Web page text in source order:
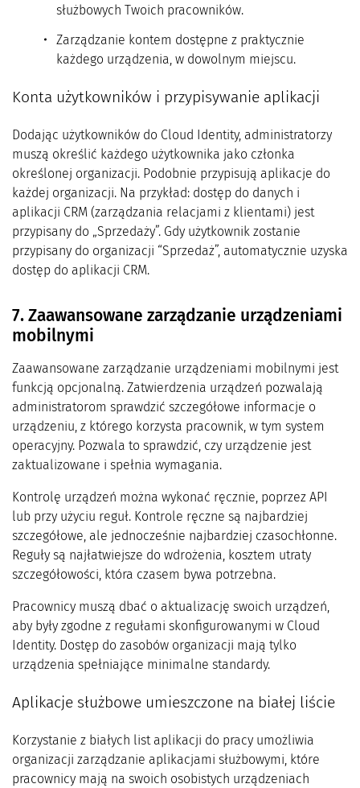
służbowych Twoich pracowników.
Zarządzanie kontem dostępne z praktycznie
każdego urządzenia, w dowolnym miejscu.
Konta użytkowników i przypisywanie aplikacji
Dodając użytkowników do Cloud Identity, administratorzy
muszą określić każdego użytkownika jako członka
określonej organizacji. Podobnie przypisują aplikacje do
każdej organizacji. Na przykład: dostęp do danych i
aplikacji CRM (zarządzania relacjami z klientami) jest
przypisany do „Sprzedaży”. Gdy użytkownik zostanie
przypisany do organizacji “Sprzedaż”, automatycznie uzyska
dostęp do aplikacji CRM.
7. Zaawansowane zarządzanie urządzeniami
mobilnymi
Zaawansowane zarządzanie urządzeniami mobilnymi jest
funkcją opcjonalną. Zatwierdzenia urządzeń pozwalają
administratorom sprawdzić szczegółowe informacje o
urządzeniu, z którego korzysta pracownik, w tym system
operacyjny. Pozwala to sprawdzić, czy urządzenie jest
zaktualizowane i spełnia wymagania.
Kontrolę urządzeń można wykonać ręcznie, poprzez API
lub przy użyciu reguł. Kontrole ręczne są najbardziej
szczegółowe, ale jednocześnie najbardziej czasochłonne.
Reguły są najłatwiejsze do wdrożenia, kosztem utraty
szczegółowości, która czasem bywa potrzebna.
Pracownicy muszą dbać o aktualizację swoich urządzeń,
aby były zgodne z regułami skonfigurowanymi w Cloud
Identity. Dostęp do zasobów organizacji mają tylko
urządzenia spełniające minimalne standardy.
Aplikacje służbowe umieszczone na białej liście
Korzystanie z białych list aplikacji do pracy umożliwia
organizacji zarządzanie aplikacjami służbowymi, które
pracownicy mają na swoich osobistych urządzeniach